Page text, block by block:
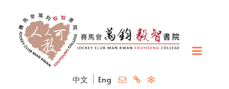
中文 Eng